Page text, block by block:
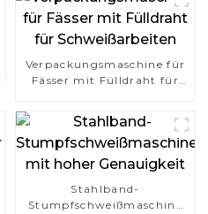
Verpackungsmaschine für
Fässer mit Fülldraht für
Stahlband-
Stumpfschweißmaschine